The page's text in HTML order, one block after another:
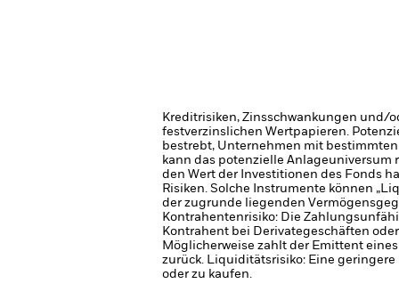
Kreditrisiken, Zinsschwankungen und/
festverzinslichen Wertpapieren.
bestrebt, Unternehmen mit
kann das potenzielle Anlageuniversum
den Wert der Investitionen des Fonds
Risiken. Solche Instrumente können
der zugrunde liegenden
Kontrahentenrisiko: Die
Kontrahent bei Derivategeschäften
Möglicherweise zahlt der Emittent
zurück. Liquiditätsrisiko: Eine
oder zu kaufen.